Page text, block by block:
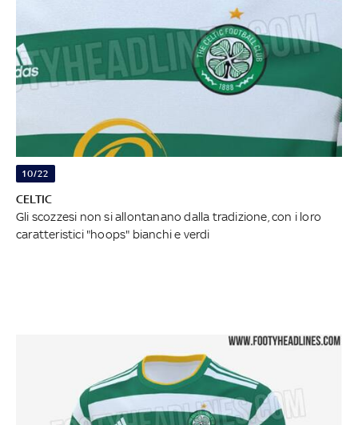
10/22
CELTIC
Gli scozzesi non si allontanano dalla tradizione, con i loro
caratteristici "hoops" bianchi e verdi